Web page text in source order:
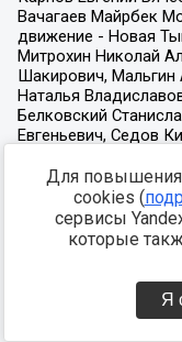
Для повышения
cookies (
сервисы
которые
Я